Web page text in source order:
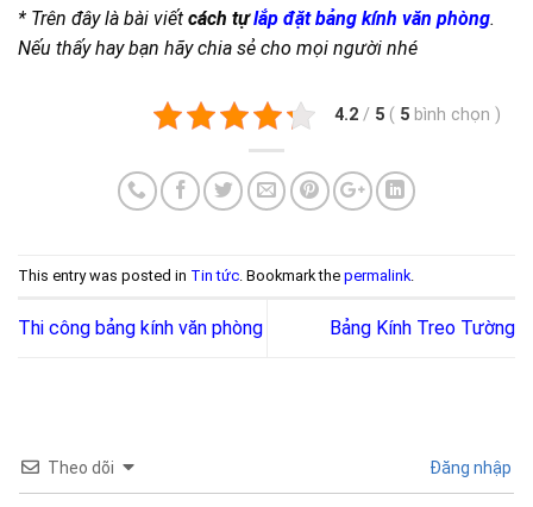
* Trên đây là bài viết cách tựlắp đặt bảng kính văn phòng.
Nếu thấy hay bạn hãy chia sẻ cho mọi người nhé
4.2 / 5 ( 5 bình chọn )
This entry was posted in Tin tức . Bookmark the permalink
Thi công bảng kính văn phòng Bảng Kính Treo Tường
Theo dõi Đăng nhập